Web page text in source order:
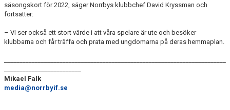
säsongskort för 2022, säger Norrbys klubbchef David Kryssman och
fortsätter:
– Vi ser också ett stort värde i att våra spelare är ute och besöker
klubbarna och får träffa och prata med ungdomarna på deras hemmaplan.
Mikael Falk
media@norrbyif.se